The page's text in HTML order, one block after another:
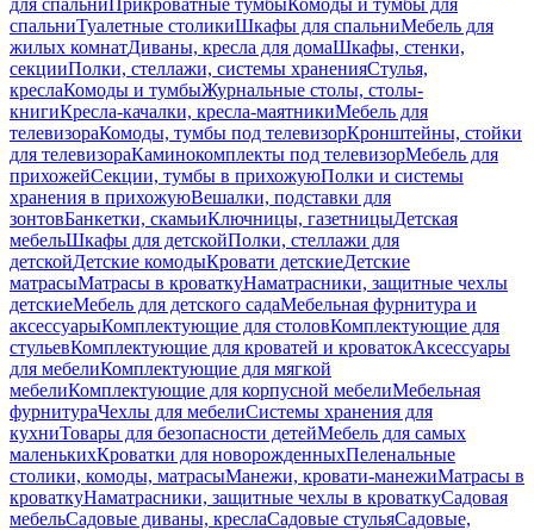
для спальниПрикроватные тумбыКомоды и тумбы для
спальниТуалетные столикиШкафы для спальниМебель для
жилых комнатДиваны, кресла для домаШкафы, стенки,
секцииПолки, стеллажи, системы храненияСтулья,
креслаКомоды и тумбыЖурнальные столы, столы-
книгиКресла-качалки, кресла-маятникиМебель для
телевизораКомоды, тумбы под телевизорКронштейны, стойки
для телевизораКаминокомплекты под телевизорМебель для
прихожейСекции, тумбы в прихожуюПолки и системы
хранения в прихожуюВешалки, подставки для
зонтовБанкетки, скамьиКлючницы, газетницыДетская
мебельШкафы для детскойПолки, стеллажи для
детскойДетские комодыКровати детскиеДетские
матрасыМатрасы в кроваткуНаматрасники, защитные чехлы
детскиеМебель для детского садаМебельная фурнитура и
аксессуарыКомплектующие для столовКомплектующие для
стульевКомплектующие для кроватей и кроватокАксессуары
для мебелиКомплектующие для мягкой
мебелиКомплектующие для корпусной мебелиМебельная
фурнитураЧехлы для мебелиСистемы хранения для
кухниТовары для безопасности детейМебель для самых
маленькихКроватки для новорожденныхПеленальные
столики, комоды, матрасыМанежи, кровати-манежиМатрасы в
кроваткуНаматрасники, защитные чехлы в кроваткуСадовая
мебельСадовые диваны, креслаСадовые стульяСадовые,